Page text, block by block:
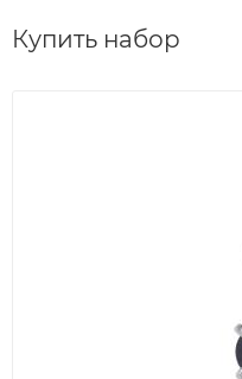
Купить набор